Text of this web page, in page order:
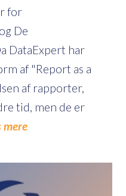
for
De
DataExpert har
af "Report as a
af rapporter,
tid, men de er
mere